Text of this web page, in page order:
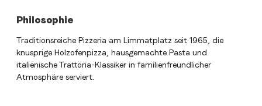
Philosophie
Traditionsreiche Pizzeria am Limmatplatz seit 1965, die
knusprige Holzofenpizza, hausgemachte Pasta und
italienische Trattoria-Klassiker in familienfreundlicher
Atmosphäre serviert.